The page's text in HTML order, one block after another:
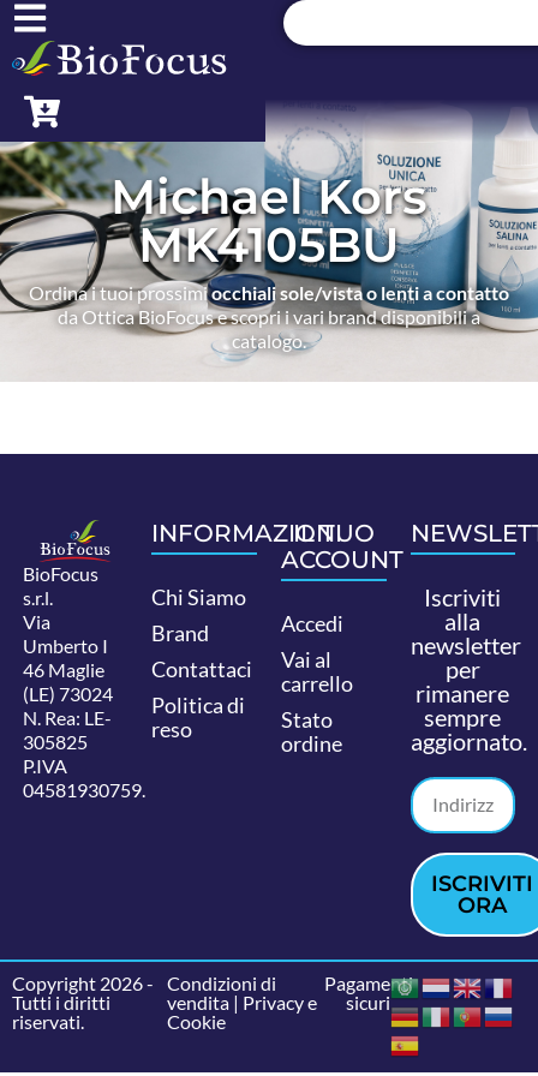
Michael Kors
MK4105BU
Ordina i tuoi prossimiocchiali sole/vista o lenti a contatto
da Ottica BioFocus e scopri i vari brand disponibili a
catalogo.
BioFocus
s.r.l.
Via
Umberto I
46 Maglie
(LE) 73024
N. Rea: LE-
305825
P.IVA
04581930759.
INFORMAZIONI
Chi Siamo
Brand
Contattaci
Politica di
reso
IL TUO
ACCOUNT
Accedi
Vai al
carrello
Stato
ordine
Iscriviti
alla
newsletter
per
rimanere
sempre
aggiornato.
ISCRIVITI
ORA
Copyright 2026 -
Tutti i diritti
riservati.
Condizioni di
vendita| Privacy e
Cookie
Pagamenti
sicuri